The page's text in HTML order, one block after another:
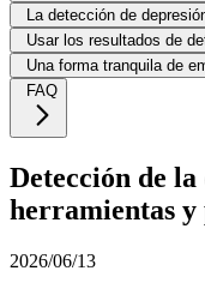
La detección de
Usar los resultados de
Una forma tranquila de
FAQ
Detección de
herramientas y
2026/06/13